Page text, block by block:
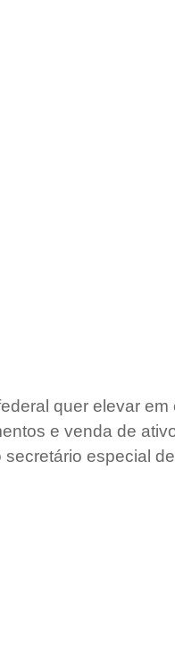
quer elevar
e venda de
secretário especial